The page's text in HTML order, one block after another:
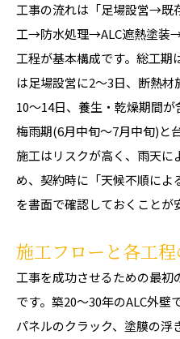
工事の流れは「足場設営→
工→防水処理→ALC遮熱塗装
工程が基本構成です。総工期
は足場設営に2〜3日、断熱
10〜14日、養生・乾燥期間
梅雨期(6月中旬〜7月中旬)と
施工はリスクが高く、雨天に
め、契約時に「天候不順によ
を書面で確認しておくことが
施工フローと各工
工事を成功させるための最
です。築20〜30年のALC外壁
パネルのクラック、塗膜の浮